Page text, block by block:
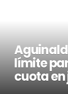
límite
cuota en